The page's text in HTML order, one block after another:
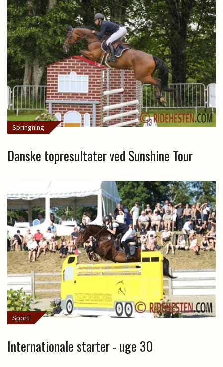
Springning
Danske topresultater ved Sunshine Tour
Sport
Internationale starter - uge 30